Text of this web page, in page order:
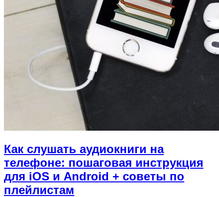
Как слушать аудиокниги на
телефоне: пошаговая инструкция
для iOS и Android + советы по
плейлистам